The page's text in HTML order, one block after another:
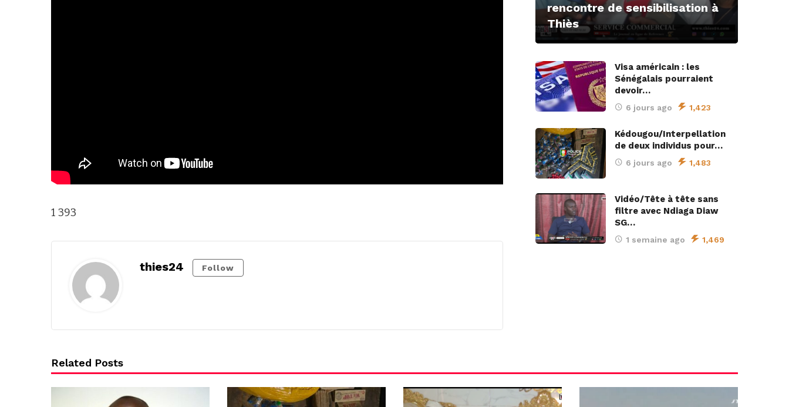
1 393
thies24 Follow
rencontre de sensibilisation à
Thiès
Visa américain : les
Sénégalais pourraient
devoir…
6 jours ago 1,423
Kédougou/Interpellation
de deux individus pour…
6 jours ago 1,483
Vidéo/Tête à tête sans
filtre avec Ndiaga Diaw
SG…
1 semaine ago 1,469
Related Posts